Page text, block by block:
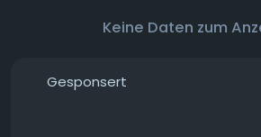
Keine Daten zum
Gesponsert